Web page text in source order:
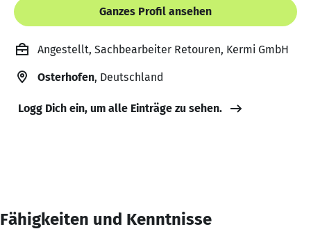
Ganzes Profil ansehen
Angestellt, Sachbearbeiter Retouren, Kermi GmbH
Osterhofen, Deutschland
Logg Dich ein, um alle Einträge zu sehen.
Fähigkeiten und Kenntnisse